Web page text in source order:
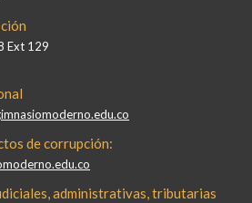
Ext 129
de corrupción:
administrativas, tributarias